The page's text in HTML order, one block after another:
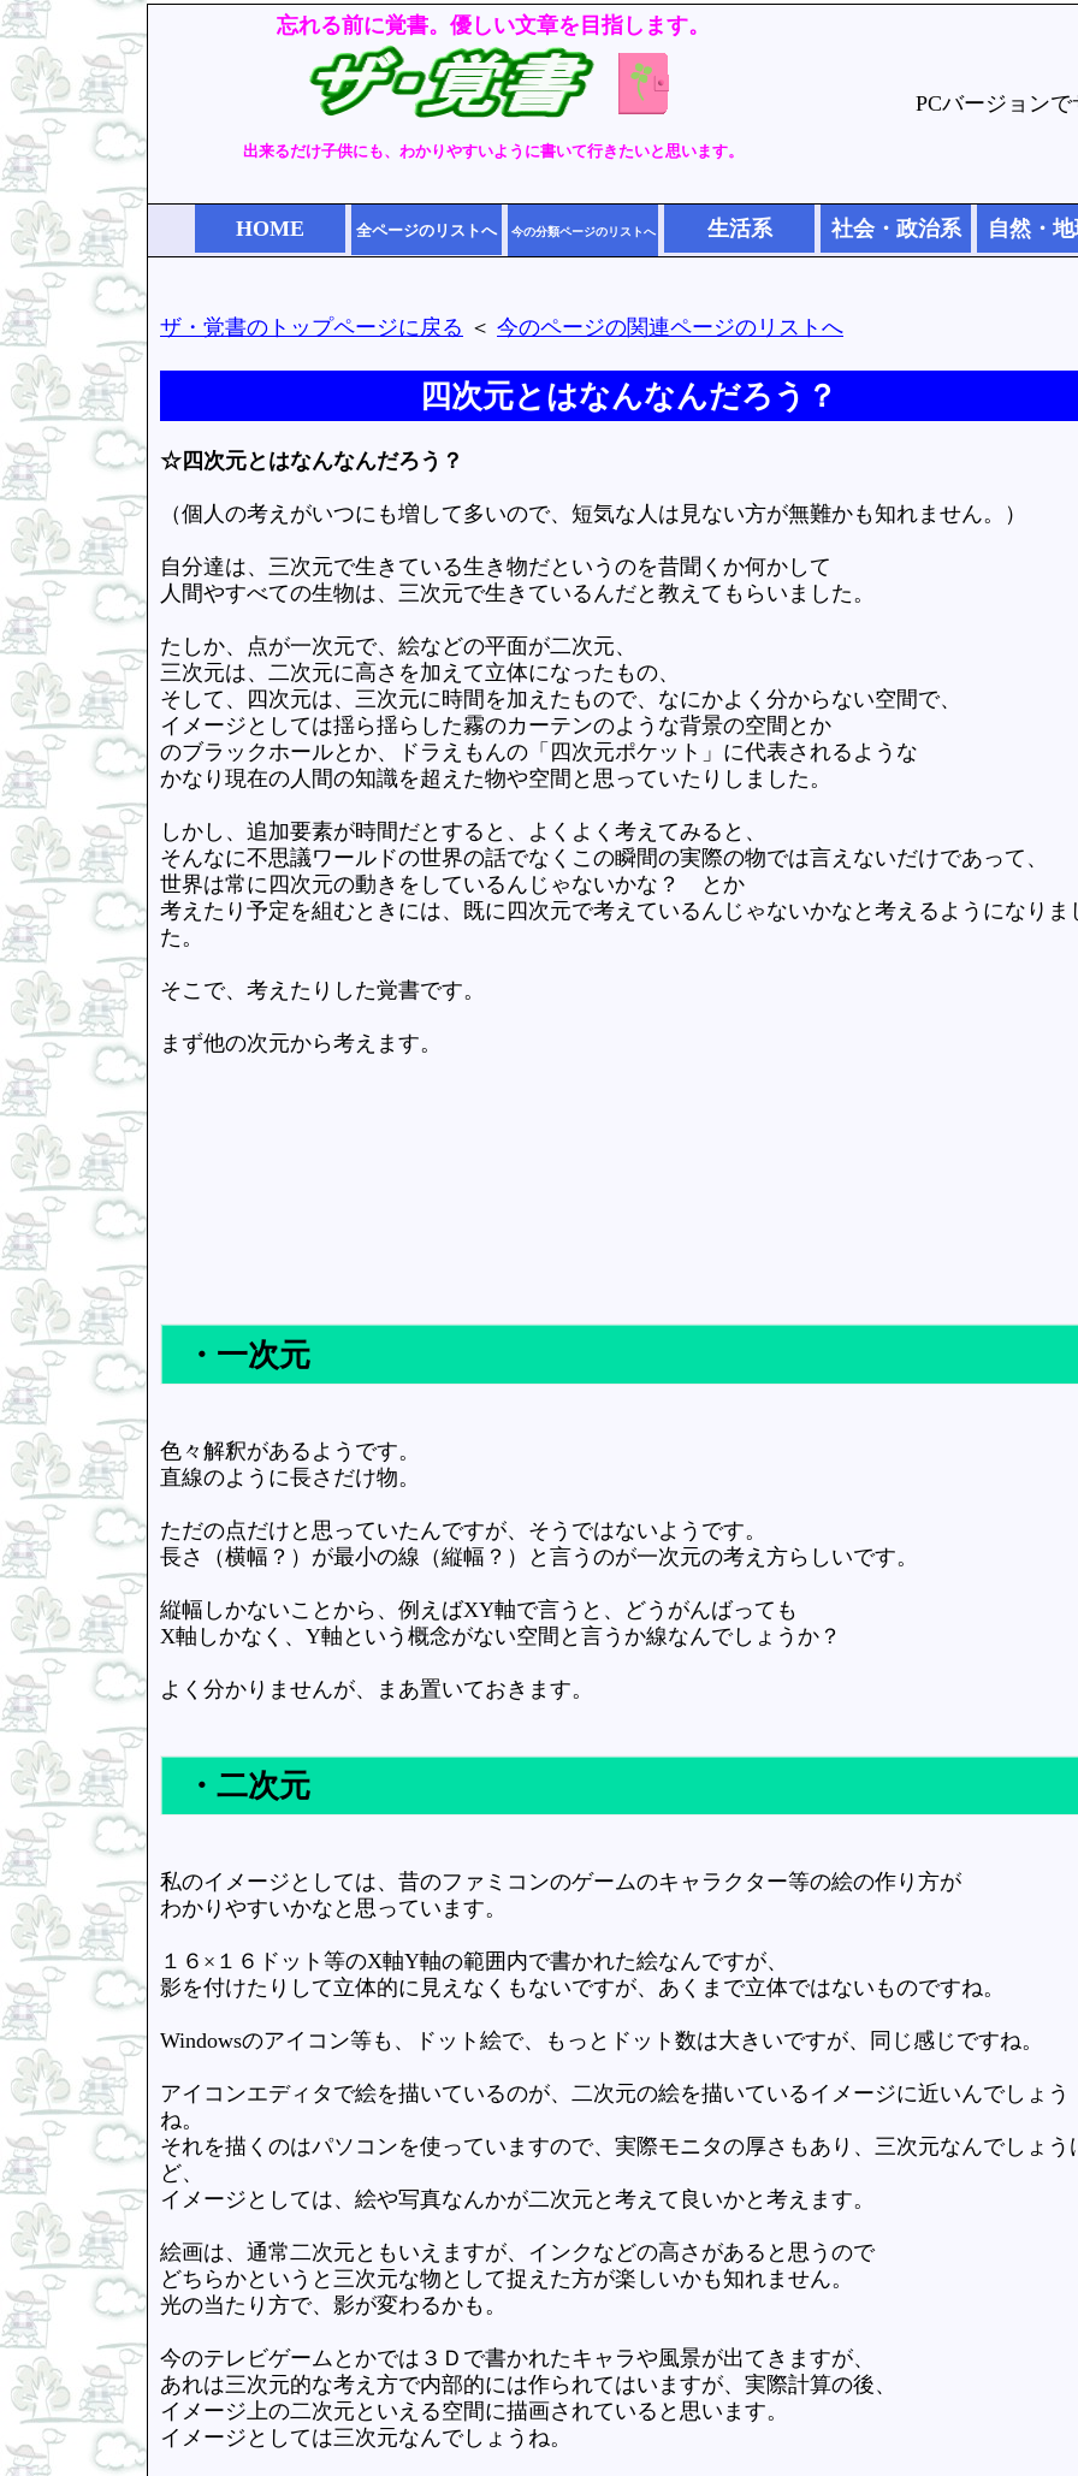
忘れる前に覚書。優しい文章を目指します。
出来るだけ子供にも、わかりやすいように書いて行きたいと思います。
PCバージョン
HOME 全ページのリストへ 今の分類ページのリストへ 生活系 社会・政治系 自然・
ザ・覚書のトップページに戻る ＜ 今のページの関連ページのリストへ
四次元とはなんなんだろう？
☆四次元とはなんなんだろう？
（個人の考えがいつにも増して多いので、短気な人は見ない方が無難かも知れません。）
自分達は、三次元で生きている生き物だというのを昔聞くか何かして
人間やすべての生物は、三次元で生きているんだと教えてもらいました。
たしか、点が一次元で、絵などの平面が二次元、
三次元は、二次元に高さを加えて立体になったもの、
そして、四次元は、三次元に時間を加えたもので、なにかよく分からない空間で、
イメージとしては揺ら揺らした霧のカーテンのような背景の空間とか
のブラックホールとか、ドラえもんの「四次元ポケット」に代表されるような
かなり現在の人間の知識を超えた物や空間と思っていたりしました。
しかし、追加要素が時間だとすると、よくよく考えてみると、
そんなに不思議ワールドの世界の話でなくこの瞬間の実際の物では言えないだけであって、
世界は常に四次元の動きをしているんじゃないかな？ とか
考えたり予定を組むときには、既に四次元で考えているんじゃないかなと考えるようになりま
た。
そこで、考えたりした覚書です。
まず他の次元から考えます。
・一次元
色々解釈があるようです。
直線のように長さだけ物。
ただの点だけと思っていたんですが、そうではないようです。
長さ（横幅？）が最小の線（縦幅？）と言うのが一次元の考え方らしいです。
縦幅しかないことから、例えばXY軸で言うと、どうがんばっても
X軸しかなく、Y軸という概念がない空間と言うか線なんでしょうか？
よく分かりませんが、まあ置いておきます。
・二次元
私のイメージとしては、昔のファミコンのゲームのキャラクター等の絵の作り方が
わかりやすいかなと思っています。
１６×１６ドット等のX軸Y軸の範囲内で書かれた絵なんですが、
影を付けたりして立体的に見えなくもないですが、あくまで立体ではないものですね。
Windowsのアイコン等も、ドット絵で、もっとドット数は大きいですが、同じ感じですね。
アイコンエディタで絵を描いているのが、二次元の絵を描いているイメージに近いんでしょう
ね。
それを描くのはパソコンを使っていますので、実際モニタの厚さもあり、三次元なんでしょう
ど、
イメージとしては、絵や写真なんかが二次元と考えて良いかと考えます。
絵画は、通常二次元ともいえますが、インクなどの高さがあると思うので
どちらかというと三次元な物として捉えた方が楽しいかも知れません。
光の当たり方で、影が変わるかも。
今のテレビゲームとかでは３Ｄで書かれたキャラや風景が出てきますが、
あれは三次元的な考え方で内部的には作られてはいますが、実際計算の後、
イメージ上の二次元といえる空間に描画されていると思います。
イメージとしては三次元なんでしょうね。